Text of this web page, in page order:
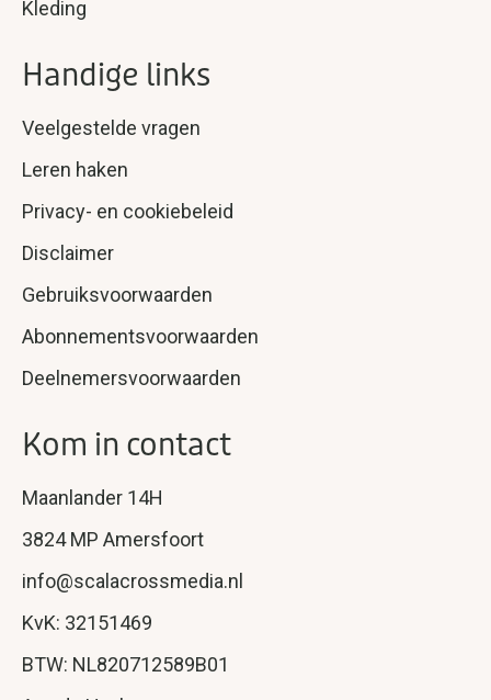
Kleding
Handige links
Veelgestelde vragen
Leren haken
Privacy- en cookiebeleid
Disclaimer
Gebruiksvoorwaarden
Abonnementsvoorwaarden
Deelnemersvoorwaarden
Kom in contact
Maanlander 14H
3824 MP Amersfoort
info@scalacrossmedia.nl
KvK: 32151469
BTW: NL820712589B01